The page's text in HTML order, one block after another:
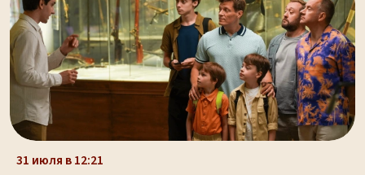
31 июля в 12:21